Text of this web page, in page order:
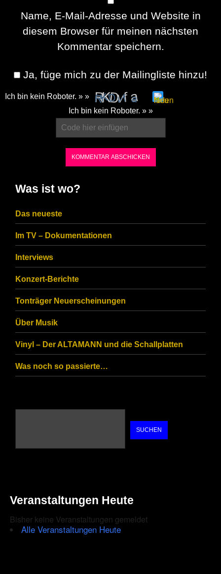
Name, E-Mail-Adresse und Website in
diesem Browser für meinen nächsten
Kommentar speichern.
Ja, füge mich zu der Mailingliste hinzu!
Ich bin kein Roboter. » »
CAPTCHA
ensure
that
you
are
human.
Ich bin kein Roboter. » »
Was ist wo?
Das neueste
Im TV – Dokumentationen
Interviews
Konzert-Berichte
Tonträger Neuerscheinungen
Über Musik
Vinyl – Der ALTAMANN und die Schallplatten
Was noch so passierte…
SUCHEN
Veranstaltungen Heute
Bisher keine Veranstaltungen gemeldet
Alle Veranstaltungen Heute